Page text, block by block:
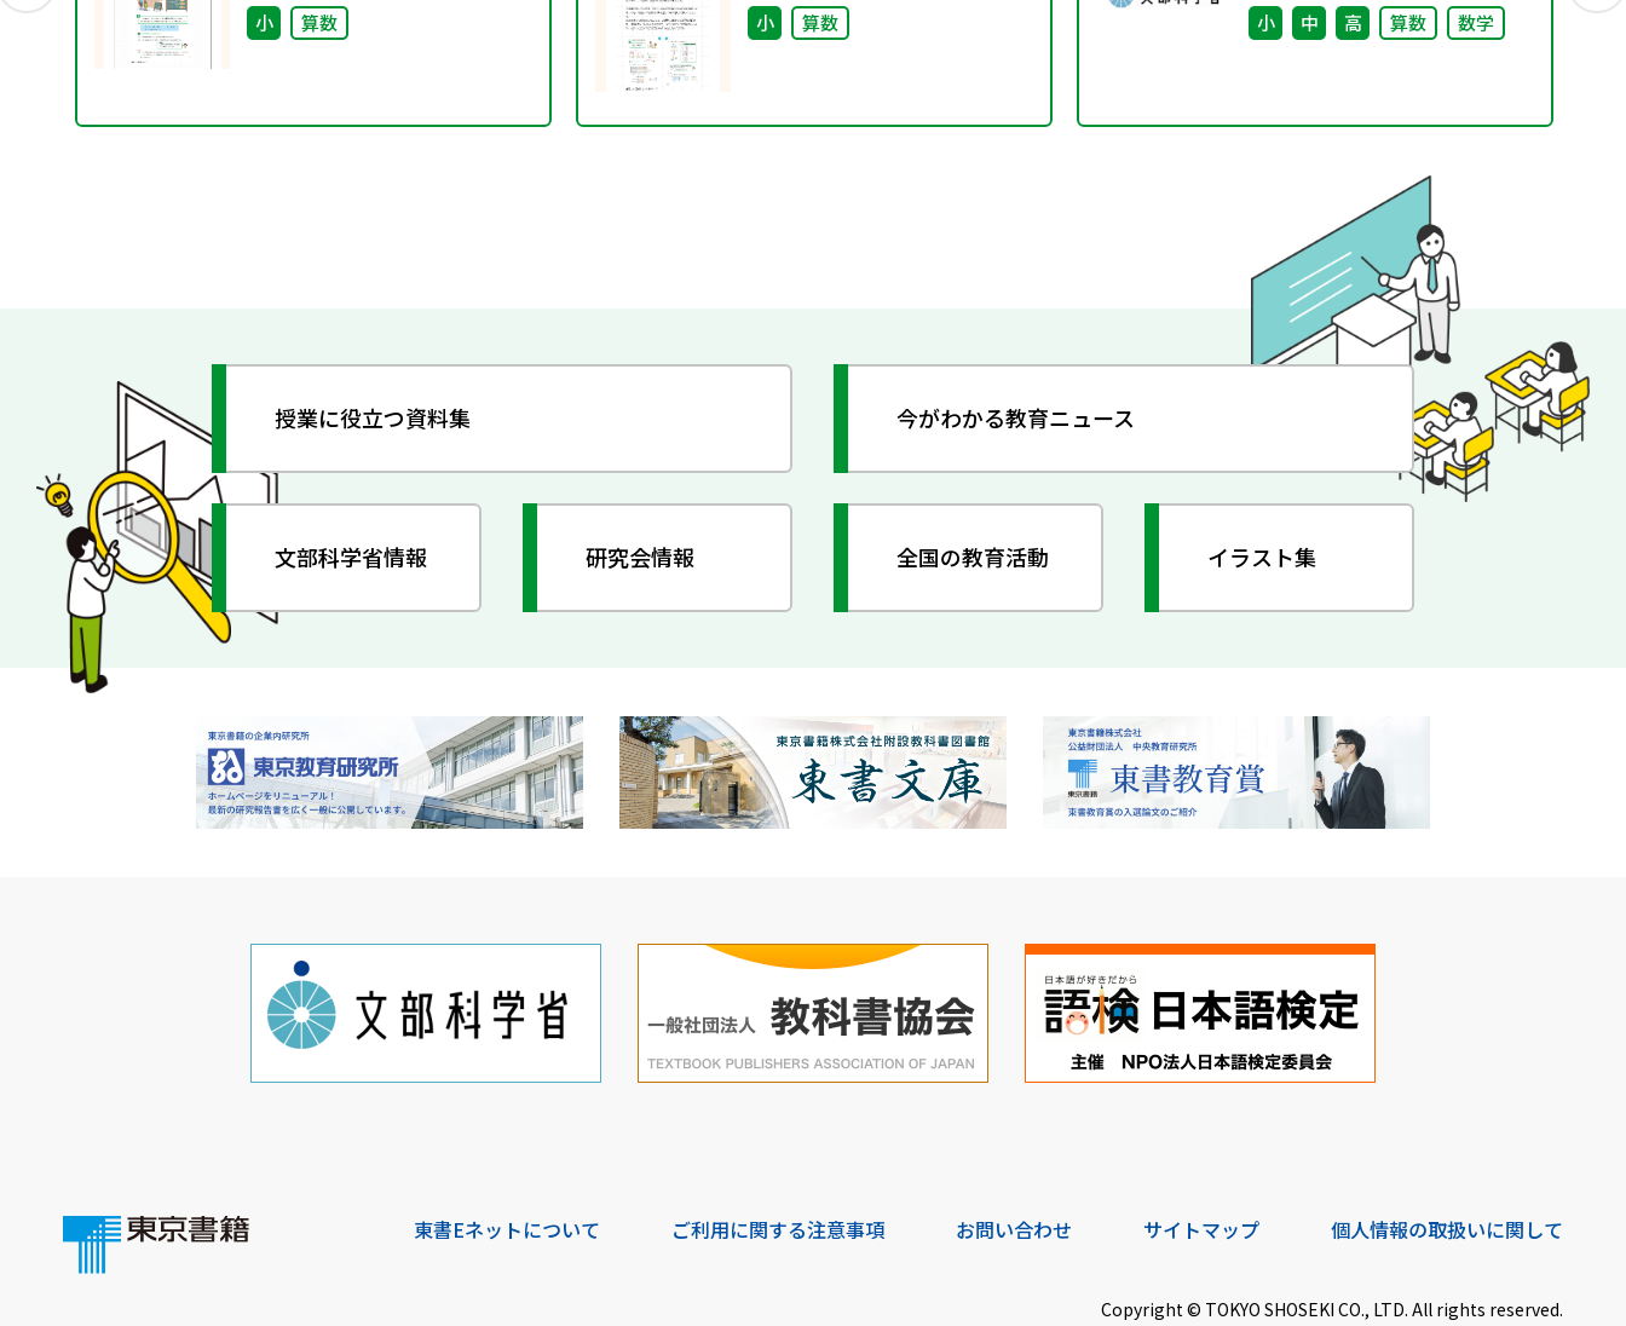
小 算数 小 算数 小 中 高 算数 数学
授業に役立つ資料集 今がわかる教育ニュース
文部科学省情報 研究会情報 全国の教育活動 イラスト集
東書Eネットについて ご利用に関する注意事項 お問い合わせ サイトマップ 個人情報の取扱いに関して
Copyright © TOKYO SHOSEKI CO., LTD. All rights reserved.